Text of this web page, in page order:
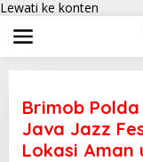
Lewati ke konten
Brimob
Java Jazz
Lokasi Aman